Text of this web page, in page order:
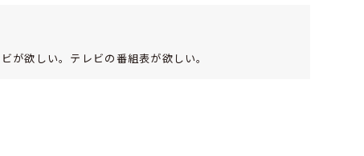
が欲しい。テレビの番組表が欲しい。